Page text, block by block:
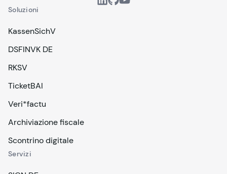
Soluzioni
KassenSichV
DSFINVK DE
RKSV
TicketBAI
Veri*factu
Archiviazione fiscale
Scontrino digitale
Servizi